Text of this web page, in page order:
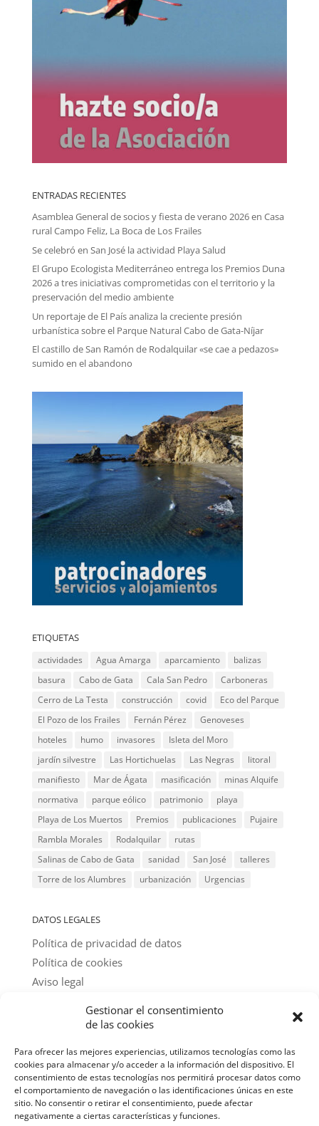
Gestionar el consentimiento
de las cookies
Para ofrecer las mejores experiencias, utilizamos tecnologías como las
cookies para almacenar y/o acceder a la información del dispositivo. El
consentimiento de estas tecnologías nos permitirá procesar datos como
el comportamiento de navegación o las identificaciones únicas en este
sitio. No consentir o retirar el consentimiento, puede afectar
negativamente a ciertas características y funciones.
ENTRADAS RECIENTES
Asamblea General de socios y fiesta de verano 2026 en Casa
rural Campo Feliz, La Boca de Los Frailes
Se celebró en San José la actividad Playa Salud
El Grupo Ecologista Mediterráneo entrega los Premios Duna
2026 a tres iniciativas comprometidas con el territorio y la
preservación del medio ambiente
Un reportaje de El País analiza la creciente presión
urbanística sobre el Parque Natural Cabo de Gata-Níjar
El castillo de San Ramón de Rodalquilar «se cae a pedazos»
sumido en el abandono
ETIQUETAS
actividades Agua Amarga aparcamiento
balizas
basura
Cabo de Gata Cala San Pedro
Carboneras
Cerro de La Testa
construcción covid
Eco del Parque
El Pozo de los Frailes
Fernán Pérez
Genoveses
hoteles
humo invasores
Isleta del Moro
jardín silvestre
Las Hortichuelas Las Negras
litoral
manifiesto
Mar de Ágata masificación
minas Alquife
normativa
parque eólico patrimonio
playa
Playa de Los Muertos
Premios publicaciones
Pujaire
Rambla Morales
Rodalquilar
rutas
Salinas de Cabo de Gata
sanidad San José
talleres
Torre de los Alumbres
urbanización Urgencias
DATOS LEGALES
Política de privacidad de datos
Política de cookies
Aviso legal
@ textos y fotos: amigos del parque